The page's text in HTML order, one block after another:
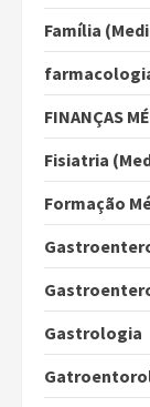
Família
FINANÇAS
Fisiatria
Formação
Gastrologia